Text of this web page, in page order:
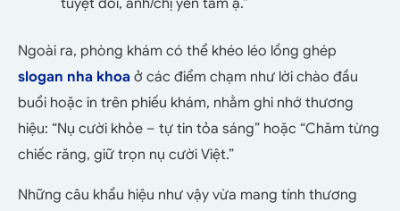
tuyệt đối, anh/chị yên tâm ạ.”
Ngoài ra, phòng khám có thể khéo léo lồng ghép
slogan nha khoa ở các điểm chạm như lời chào đầu
buổi hoặc in trên phiếu khám, nhằm ghi nhớ thương
hiệu: “Nụ cười khỏe – tự tin tỏa sáng” hoặc “Chăm từng
chiếc răng, giữ trọn nụ cười Việt.”
Những câu khẩu hiệu như vậy vừa mang tính thương